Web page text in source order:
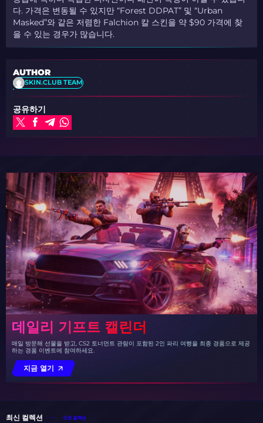
다. 가격은 변동될 수 있지만 “Forest DDPAT” 및 “Urban
Masked”와 같은 저렴한 Falchion 칼 스킨을 약 $90 가격에 찾
을 수 있는 경우가 많습니다.
AUTHOR
SKIN.CLUB TEAM
공유하기
데일리 기프트 캘린더
매일 방문해 선물을 받고, CS2 토너먼트 관람이 포함된 2인 파리 여행을 최종 경품으로 제공
하는 경품 이벤트에 참여하세요.
지금 열기
최신 컬렉션 모든 컬렉션